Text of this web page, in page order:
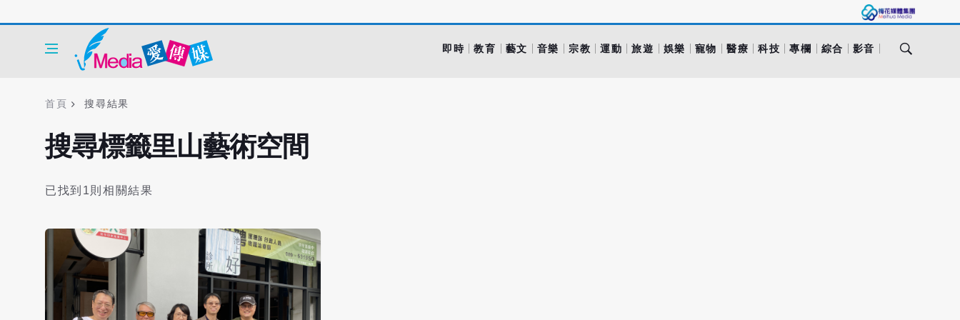
即時 教育 藝文 音樂 宗教 運動 旅遊 娛樂 寵物 醫療 科技 專欄 綜合 影音
首頁 搜尋結果
搜尋標籤里山藝術空間
已找到1則相關結果